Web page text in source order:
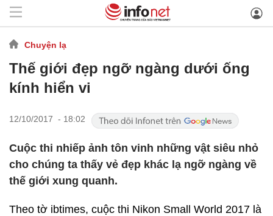
Chuyện lạ
Thế giới đẹp ngỡ ngàng dưới ống
kính hiển vi
12/10/2017 - 18:02
Cuộc thi nhiếp ảnh tôn vinh những vật siêu nhỏ
cho chúng ta thấy vẻ đẹp khác lạ ngỡ ngàng về
thế giới xung quanh.
Theo tờ ibtimes, cuộc thi Nikon Small World 2017 là